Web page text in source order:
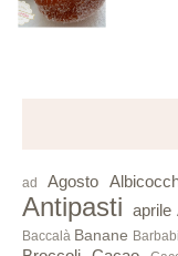
ad Agosto
Antipasti aprile
Baccalà Banane